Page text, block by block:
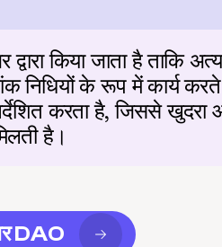
किया जाता है ताकि
निधियों के रूप में कार्य
करता है, जिससे
है।
DAO